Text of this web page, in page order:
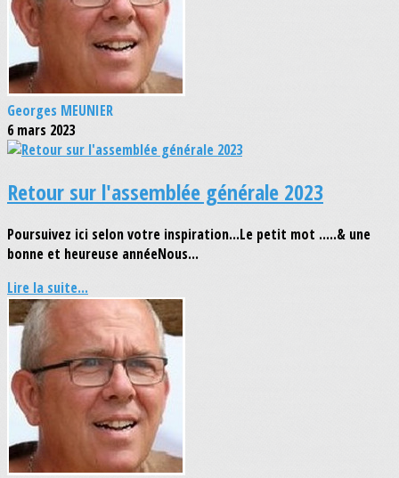
Georges MEUNIER
6 mars 2023
Retour sur l'assemblée générale 2023
Poursuivez ici selon votre inspiration...Le petit mot .....& une
bonne et heureuse annéeNous...
Lire la suite...